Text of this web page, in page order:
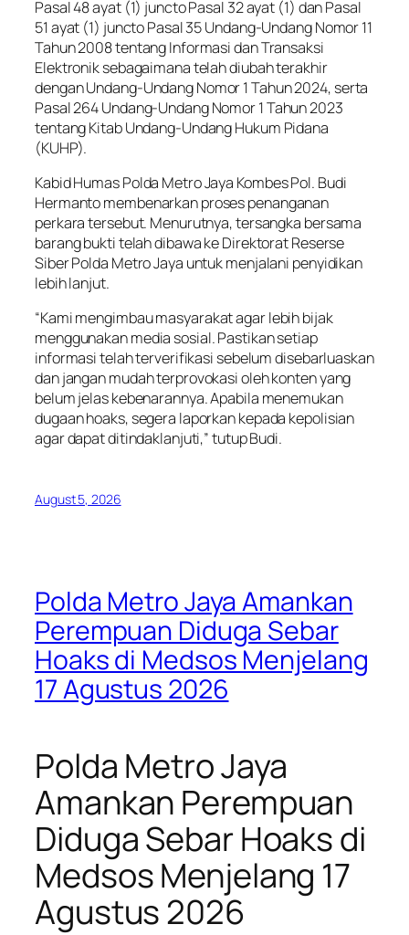
Pasal 48 ayat (1) juncto Pasal 32 ayat (1) dan Pasal
51 ayat (1) juncto Pasal 35 Undang-Undang Nomor 11
Tahun 2008 tentang Informasi dan Transaksi
Elektronik sebagaimana telah diubah terakhir
dengan Undang-Undang Nomor 1 Tahun 2024, serta
Pasal 264 Undang-Undang Nomor 1 Tahun 2023
tentang Kitab Undang-Undang Hukum Pidana
(KUHP).
Kabid Humas Polda Metro Jaya Kombes Pol. Budi
Hermanto membenarkan proses penanganan
perkara tersebut. Menurutnya, tersangka bersama
barang bukti telah dibawa ke Direktorat Reserse
Siber Polda Metro Jaya untuk menjalani penyidikan
lebih lanjut.
“Kami mengimbau masyarakat agar lebih bijak
menggunakan media sosial. Pastikan setiap
informasi telah terverifikasi sebelum disebarluaskan
dan jangan mudah terprovokasi oleh konten yang
belum jelas kebenarannya. Apabila menemukan
dugaan hoaks, segera laporkan kepada kepolisian
agar dapat ditindaklanjuti,” tutup Budi.
August 5, 2026
Polda Metro Jaya Amankan
Perempuan Diduga Sebar
Hoaks di Medsos Menjelang
17 Agustus 2026
Polda Metro Jaya
Amankan Perempuan
Diduga Sebar Hoaks di
Medsos Menjelang 17
Agustus 2026